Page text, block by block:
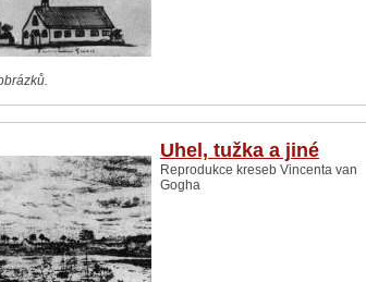
Uhel, tužka a jiné
Reprodukce kreseb Vincenta van
Gogha